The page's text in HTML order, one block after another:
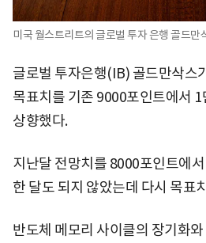
미국 월스트리트의 글로벌 투자 은행 골드만
글로벌 투자은행(IB) 골드만삭스
목표치를 기존 9000포인트에서
상향했다.
지난달 전망치를 8000포인트에
한 달도 되지 않았는데 다시 목표
반도체 메모리 사이클의 장기화